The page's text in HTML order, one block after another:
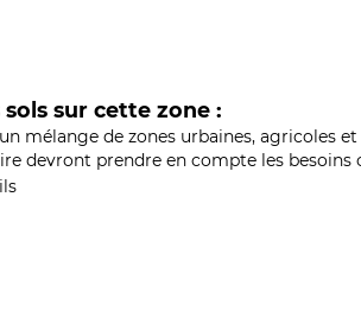
sur cette zone :
mélange de zones urbaines, agricoles
devront prendre en compte les besoins